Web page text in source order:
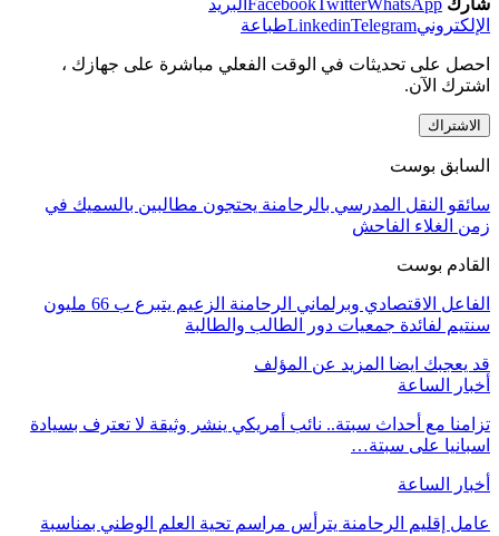
شارك Facebook TwitterWhatsApp
البريد
الإلكتروني
LinkedinTelegram طباعة
احصل على تحديثات في الوقت الفعلي مباشرة على جهازك ،
اشترك الآن.
الاشتراك
السابق بوست
سائقو النقل المدرسي بالرحامنة يحتجون مطالبين بالسميك في
زمن الغلاء الفاحش
القادم بوست
الفاعل الاقتصادي وبرلماني الرحامنة الزعيم يتبرع ب 66 مليون
سنتيم لفائدة جمعيات دور الطالب والطالبة
قد يعجبك ايضا المزيد عن المؤلف
أخبار الساعة
تزامنا مع أحداث سبتة.. نائب أمريكي ينشر وثيقة لا تعترف بسيادة
اسبانيا على سبتة…
أخبار الساعة
عامل إقليم الرحامنة يترأس مراسم تحية العلم الوطني بمناسبة